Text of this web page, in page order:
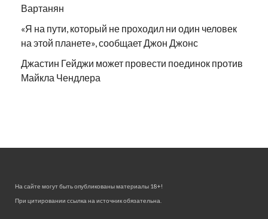
Вартанян
«Я на пути, который не проходил ни один человек
на этой планете», сообщает Джон Джонс
Джастин Гейджи может провести поединок против
Майкла Чендлера
На сайте могут быть опубликованы материалы 18+!
При цитировании ссылка на источник обязательна.